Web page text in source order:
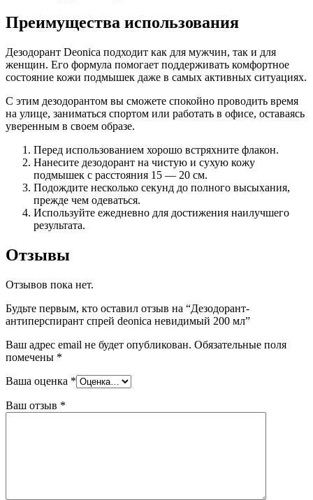
Преимущества использования
Дезодорант Deonica подходит как для мужчин, так и для
женщин. Его формула помогает поддерживать комфортное
состояние кожи подмышек даже в самых активных ситуациях.
С этим дезодорантом вы сможете спокойно проводить время
на улице, заниматься спортом или работать в офисе, оставаясь
уверенным в своем образе.
Перед использованием хорошо встряхните флакон.
Нанесите дезодорант на чистую и сухую кожу
подмышек с расстояния 15 — 20 см.
Подождите несколько секунд до полного высыхания,
прежде чем одеваться.
Используйте ежедневно для достижения наилучшего
результата.
Отзывы
Отзывов пока нет.
Будьте первым, кто оставил отзыв на “Дезодорант-
антиперспирант спрей deonica невидимый 200 мл”
Ваш адрес email не будет опубликован. Обязательные поля
помечены *
Ваша оценка *
Ваш отзыв *